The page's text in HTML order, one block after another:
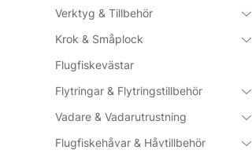
Verktyg & Tillbehör
Krok & Småplock
Flugfiskevästar
Flytringar & Flytringstillbehör
Vadare & Vadarutrustning
Flugfiskehåvar & Håvtillbehör